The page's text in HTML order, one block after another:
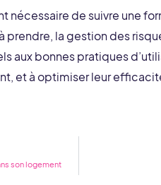
nécessaire de suivre une
la gestion des
aux bonnes pratiques
et à optimiser leur
son logement